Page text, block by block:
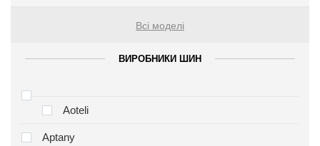
Всі моделі
ВИРОБНИКИ ШИН
Aoteli
Aptany